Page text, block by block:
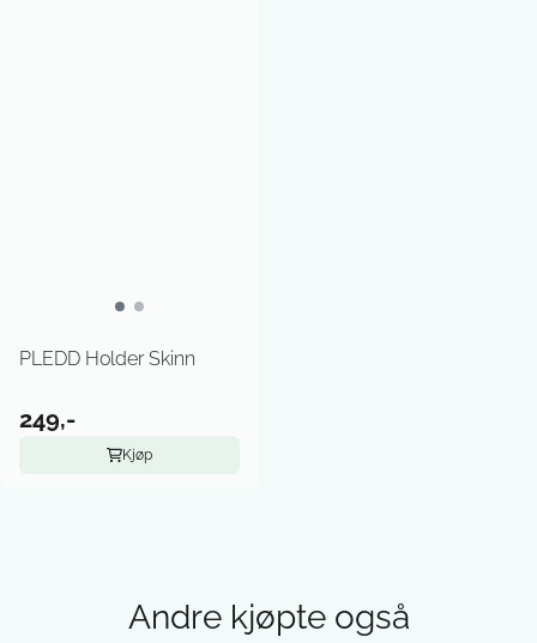
PLEDD Holder Skinn
249,-
Kjøp
Andre kjøpte også